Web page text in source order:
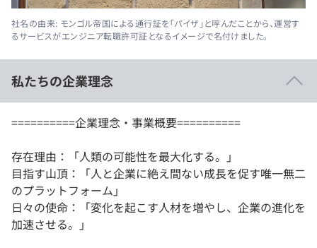
社名の由来: モンゴル帝国による通行証を「パイザ」と呼んだことから、運営す
るサービスがエンジニア転職許可証となるイメージで名付けました。
私たちの企業理念
==========企業理念・事業概要==========
存在理由：「人類の可能性を最大化する。」
目指す山頂：「人と企業に絶え間ない成長を促す唯一無二
のプラットフォーム」
日々の使命：「変化を起こす人材を増やし、企業の進化を
加速させる。」